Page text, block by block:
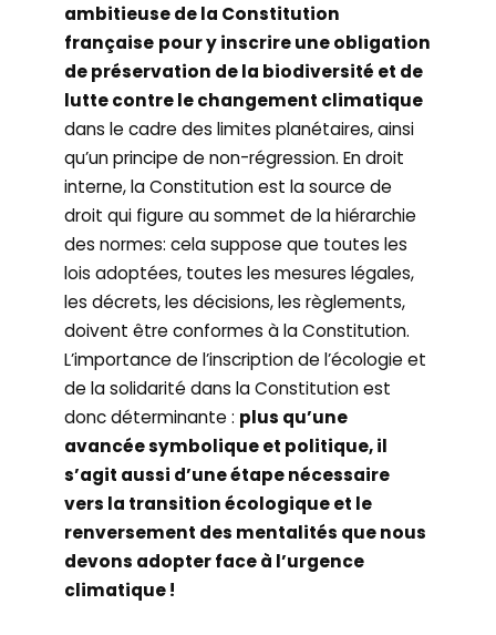
ambitieuse de la Constitution
française pour y inscrire une obligation
de préservation de la biodiversité et de
lutte contre le changement climatique
dans le cadre des limites planétaires, ainsi
qu’un principe de non-régression. En droit
interne, la Constitution est la source de
droit qui figure au sommet de la hiérarchie
des normes: cela suppose que toutes les
lois adoptées, toutes les mesures légales,
les décrets, les décisions, les règlements,
doivent être conformes à la Constitution.
L’importance de l’inscription de l’écologie et
de la solidarité dans la Constitution est
donc déterminante : plus qu’une
avancée symbolique et politique, il
s’agit aussi d’une étape nécessaire
vers la transition écologique et le
renversement des mentalités que nous
devons adopter face à l’urgence
climatique !